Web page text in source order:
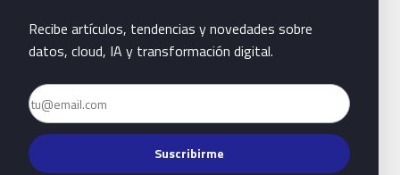
Recibe artículos, tendencias y novedades sobre
datos, cloud, IA y transformación digital.
Email
Suscribirme